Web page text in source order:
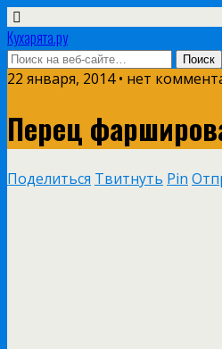
Кухарята.ру
22 января, 2014 • нет
Перец
Поделиться Твитнуть Pin